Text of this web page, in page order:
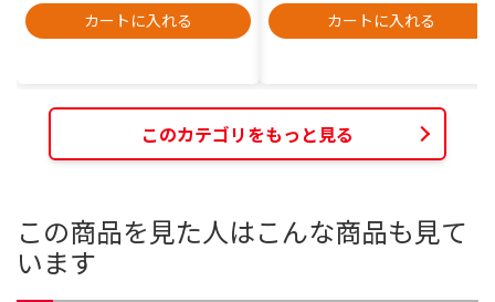
カートに入れる カートに入れる
このカテゴリをもっと見る
この商品を見た人はこんな商品も見て
います